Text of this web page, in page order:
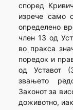
според
изрече само
определено
член 13 од
во пракса
поредок и
од Уставот
звањето
Законот за
доживотно,